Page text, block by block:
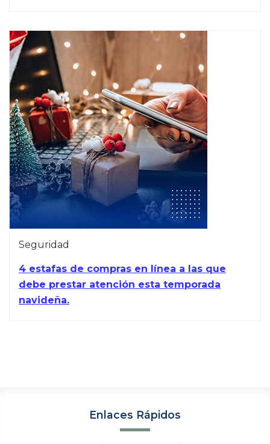
Seguridad
4 estafas de compras en línea a las que
debe prestar atención esta temporada
navideña.
Enlaces Rápidos